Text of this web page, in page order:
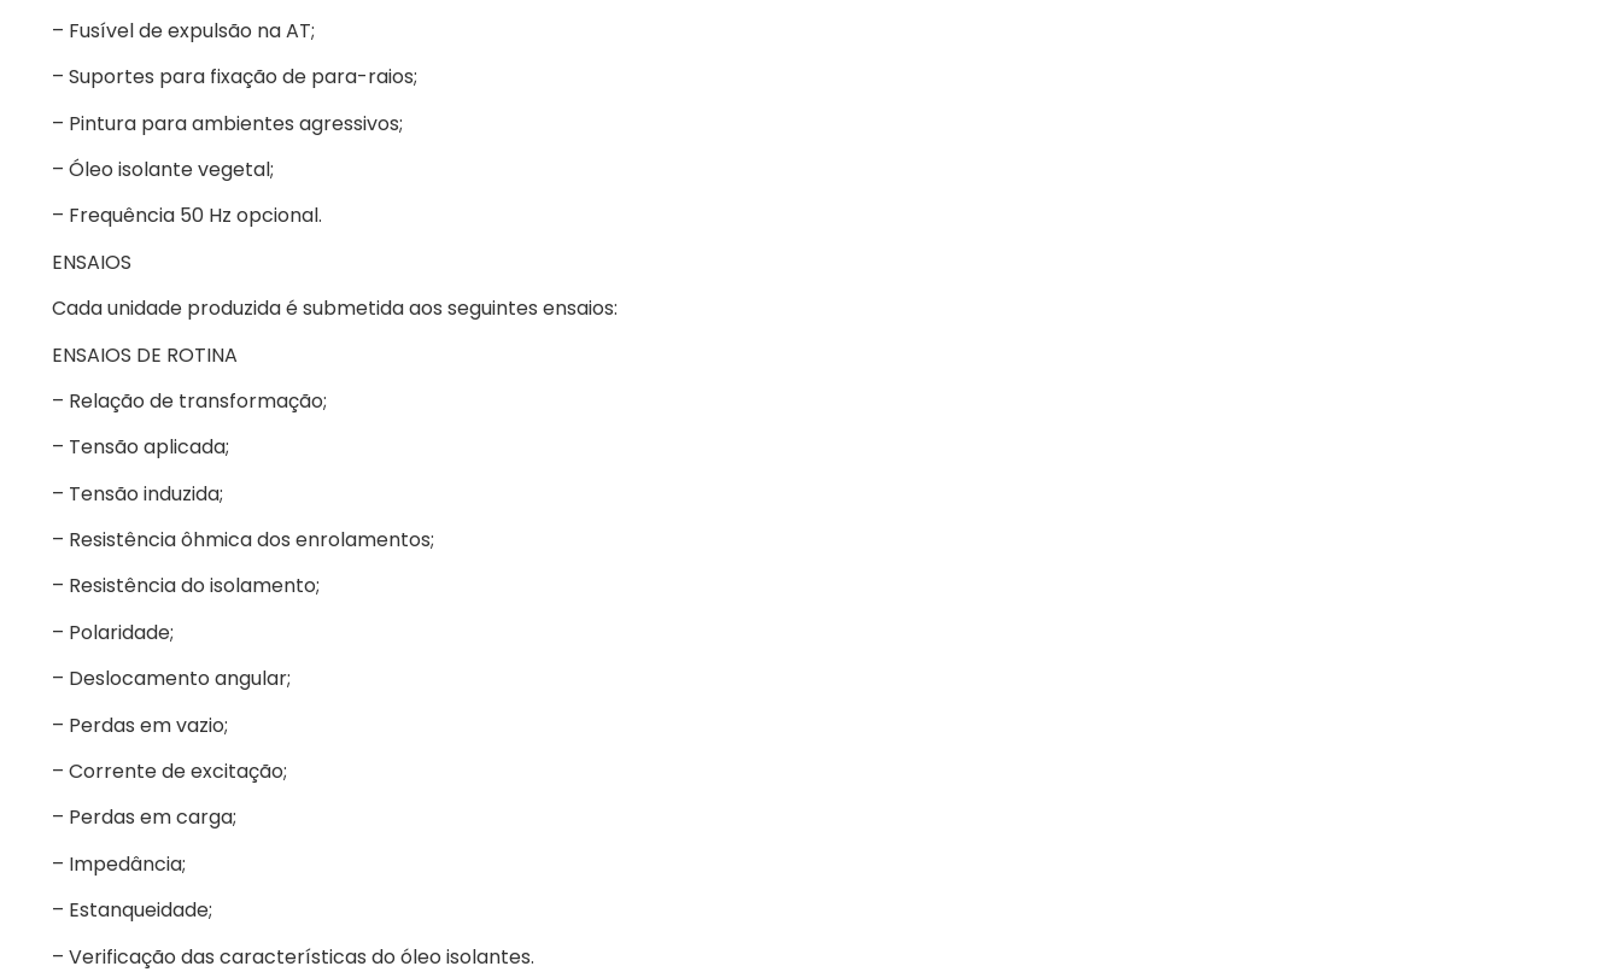
– Fusível de expulsão na AT;
– Suportes para fixação de para-raios;
– Pintura para ambientes agressivos;
– Óleo isolante vegetal;
– Frequência 50 Hz opcional.
ENSAIOS
Cada unidade produzida é submetida aos seguintes ensaios:
ENSAIOS DE ROTINA
– Relação de transformação;
– Tensão aplicada;
– Tensão induzida;
– Resistência ôhmica dos enrolamentos;
– Resistência do isolamento;
– Polaridade;
– Deslocamento angular;
– Perdas em vazio;
– Corrente de excitação;
– Perdas em carga;
– Impedância;
– Estanqueidade;
– Verificação das características do óleo isolantes.